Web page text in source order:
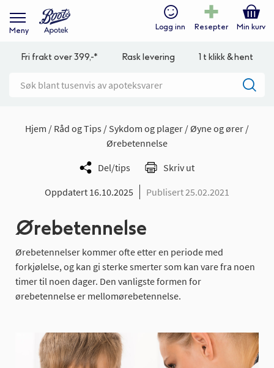
Meny Logg inn Resepter Min kurv
Fri frakt over 399,-* Rask levering 1 t klikk & hent
Hjem Råd og Tips Sykdom og plager
Øyne og ører
Ørebetennelse
Del/tips
Skriv ut
Oppdatert 16.10.2025
Publisert 25.02.2021
Ørebetennelse
Ørebetennelser kommer ofte etter en periode med
forkjølelse, og kan gi sterke smerter som kan vare fra noen
timer til noen dager. Den vanligste formen for
ørebetennelse er mellomørebetennelse.